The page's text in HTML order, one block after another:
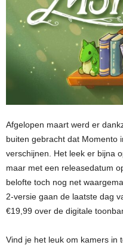
Afgelopen maart werd er
buiten gebracht dat Momento
verschijnen. Het leek er bijna
maar met een releasedatum
belofte toch nog net
2-versie gaan de laatste dag
€19,99 over de digitale
Vind je het leuk om kamers in